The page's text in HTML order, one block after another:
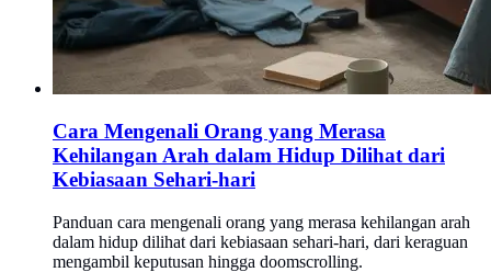
Cara Mengenali Orang yang Merasa
Kehilangan Arah dalam Hidup Dilihat dari
Kebiasaan Sehari-hari
Panduan cara mengenali orang yang merasa kehilangan arah
dalam hidup dilihat dari kebiasaan sehari-hari, dari keraguan
mengambil keputusan hingga doomscrolling.